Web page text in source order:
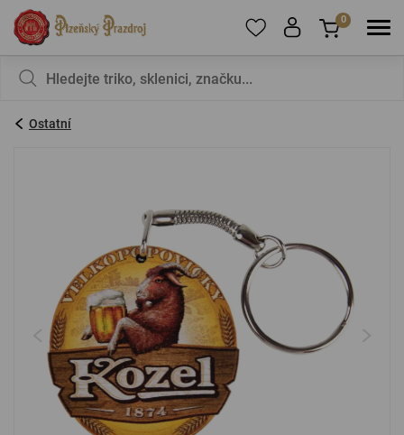
registrujte
PŘIHLÁSIT SE
Zapomenuté heslo Nová registrace
PŘIHLÁSIT PŘES FACEBOOK
0
Ostatní